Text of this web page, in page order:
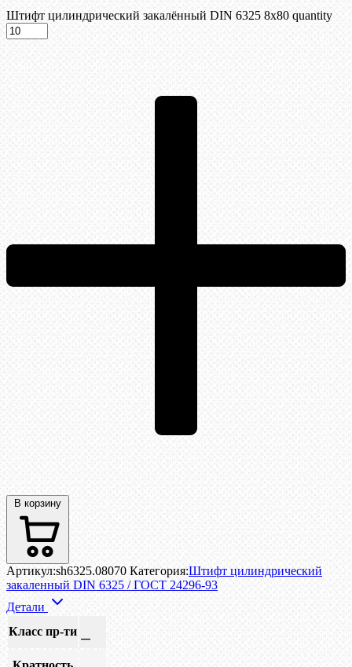
Штифт цилиндрический закалённый DIN 6325 8х80 quantity
В корзину
Артикул:sh6325.08070 Категория:Штифт цилиндрический
закаленный DIN 6325 / ГОСТ 24296-93
Детали
Класс пр-ти —